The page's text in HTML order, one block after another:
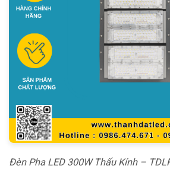
Đèn Pha LED 300W Thấu Kính –